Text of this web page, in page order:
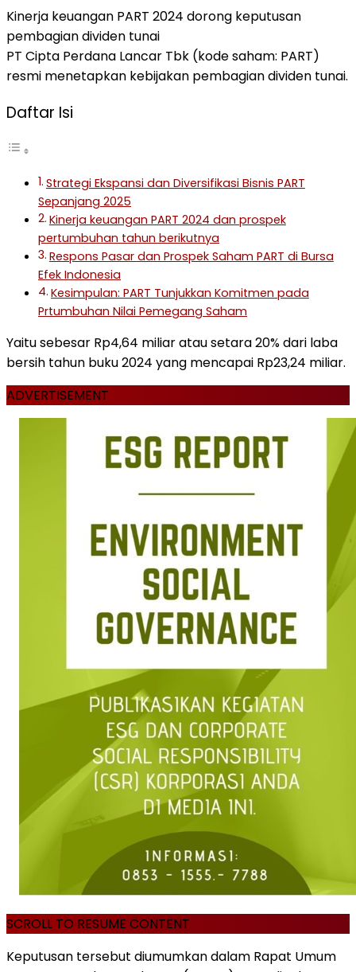
Kinerja keuangan PART 2024 dorong keputusan
pembagian dividen tunai
PT Cipta Perdana Lancar Tbk (kode saham: PART)
resmi menetapkan kebijakan pembagian dividen tunai.
Daftar Isi
Strategi Ekspansi dan Diversifikasi Bisnis PART
Sepanjang 2025
Kinerja keuangan PART 2024 dan prospek
pertumbuhan tahun berikutnya
Respons Pasar dan Prospek Saham PART di Bursa
Efek Indonesia
Kesimpulan: PART Tunjukkan Komitmen pada
Prtumbuhan Nilai Pemegang Saham
Yaitu sebesar Rp4,64 miliar atau setara 20% dari laba
bersih tahun buku 2024 yang mencapai Rp23,24 miliar.
ADVERTISEMENT
SCROLL TO RESUME CONTENT
Keputusan tersebut diumumkan dalam Rapat Umum